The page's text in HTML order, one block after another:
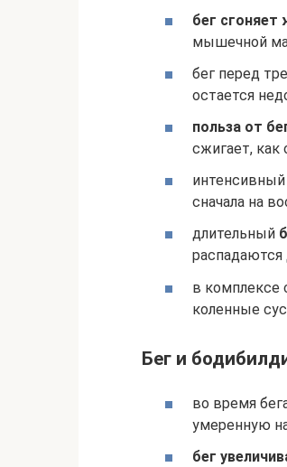
бег сгоняет
мышечной
бег перед
остается
польза от
сжигает, как
сначала на
длительный
распадаются
в комплексе
коленные
Бег и
во время
умеренную
бег